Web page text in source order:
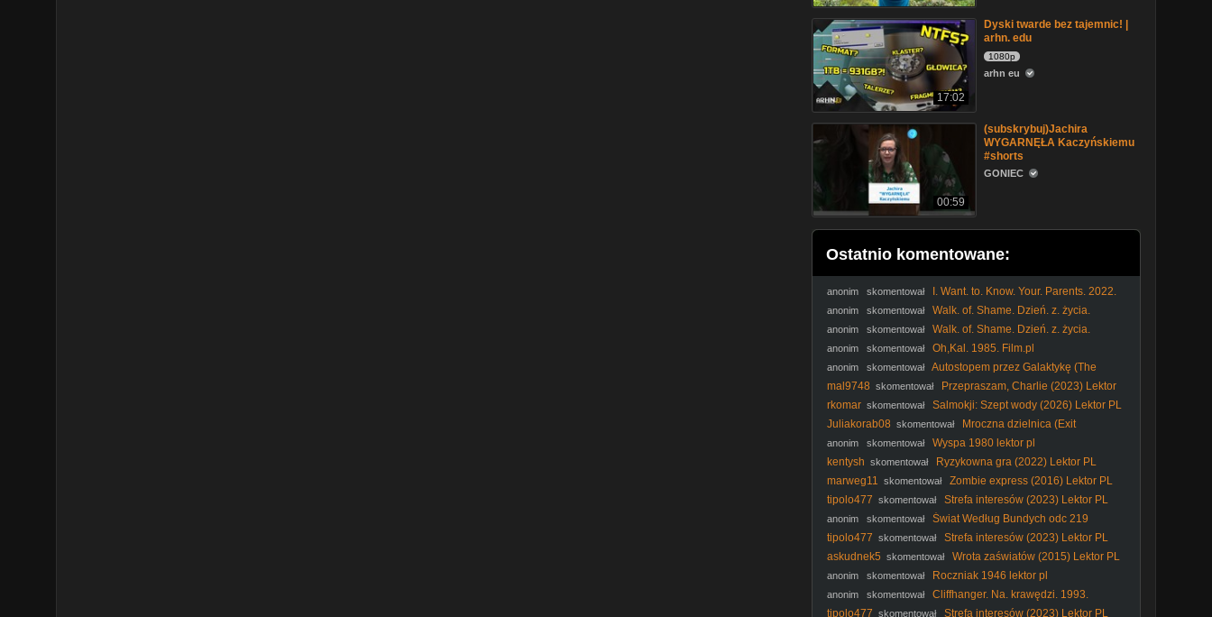
17:02
Dyski twarde bez tajemnic! |
arhn. edu
1080p
arhn eu
00:59
(subskrybuj)Jachira
WYGARNĘŁA Kaczyńskiemu
#shorts
GONIEC
Ostatnio komentowane:
anonim skomentował
I. Want. to. Know. Your. Parents. 2022.
Napisy.pl
anonim skomentował
Walk. of. Shame. Dzień. z. życia.
blondynki. 2014. Lektor.pl
anonim skomentował
Walk. of. Shame. Dzień. z. życia.
blondynki. 2014. Lektor.pl
anonim skomentował Oh,Kal. 1985. Film.pl
anonim skomentował Autostopem przez Galaktykę (The
Hitchhiker's Guide to the Galaxy) [Lektor PL]
mal9748 skomentował
Przepraszam, Charlie (2023) Lektor
PL
rkomar skomentował
Salmokji: Szept wody (2026) Lektor PL
Juliakorab08 skomentował
Mroczna dzielnica (Exit
Wounds2001) Lektor Pl 1080p.
anonim skomentował
Wyspa 1980 lektor pl
kentysh skomentował
Ryzykowna gra (2022) Lektor PL
marweg11 skomentował
Zombie express (2016) Lektor PL
tipolo477 skomentował Strefa interesów (2023) Lektor PL
anonim skomentował
Świat Według Bundych odc 219
tipolo477 skomentował
Strefa interesów (2023) Lektor PL
askudnek5 skomentował Wrota zaświatów (2015) Lektor PL
anonim skomentował Roczniak 1946 lektor pl
anonim skomentował
Cliffhanger. Na. krawędzi. 1993.
Lektor.pl
tipolo477 skomentował Strefa interesów (2023) Lektor PL